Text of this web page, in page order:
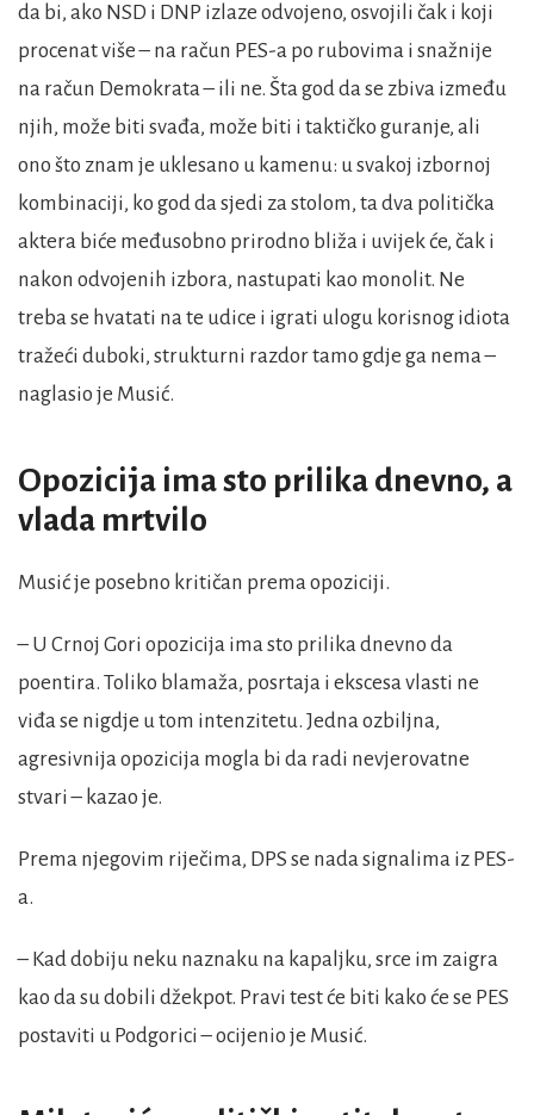
da bi, ako NSD i DNP izlaze odvojeno, osvojili čak i koji
procenat više – na račun PES-a po rubovima i snažnije
na račun Demokrata – ili ne. Šta god da se zbiva između
njih, može biti svađa, može biti i taktičko guranje, ali
ono što znam je uklesano u kamenu: u svakoj izbornoj
kombinaciji, ko god da sjedi za stolom, ta dva politička
aktera biće međusobno prirodno bliža i uvijek će, čak i
nakon odvojenih izbora, nastupati kao monolit. Ne
treba se hvatati na te udice i igrati ulogu korisnog idiota
tražeći duboki, strukturni razdor tamo gdje ga nema –
naglasio je Musić.
Opozicija ima sto prilika dnevno, a
vlada mrtvilo
Musić je posebno kritičan prema opoziciji.
– U Crnoj Gori opozicija ima sto prilika dnevno da
poentira. Toliko blamaža, posrtaja i ekscesa vlasti ne
viđa se nigdje u tom intenzitetu. Jedna ozbiljna,
agresivnija opozicija mogla bi da radi nevjerovatne
stvari – kazao je.
Prema njegovim riječima, DPS se nada signalima iz PES-
a.
– Kad dobiju neku naznaku na kapaljku, srce im zaigra
kao da su dobili džekpot. Pravi test će biti kako će se PES
postaviti u Podgorici – ocijenio je Musić.